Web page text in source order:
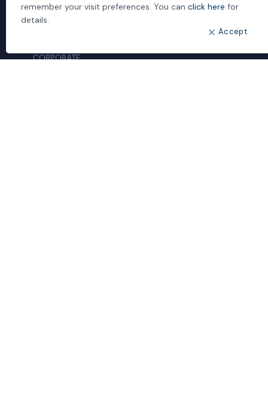
Mobil Yaka
CORPORATE
remember your visit preferences. You can click here for
details.
Accept